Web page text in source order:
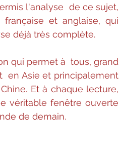
l'analyse  de ce sujet,
et anglaise, qui
déjà très complète.
qui permet à  tous, grand
en Asie et principalement
Et à chaque lecture,
véritable fenêtre ouverte
de demain.